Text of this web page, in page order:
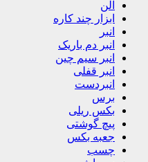
آلن
ابزار چند کاره
انبر
انبر دم باریک
انبر سیم چین
انبر قفلی
انبردست
برس
بکس ریلی
پیچ گوشتی
جعبه بکس
چسب